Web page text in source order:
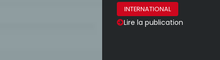
INTERNATIONAL
Lire la publication